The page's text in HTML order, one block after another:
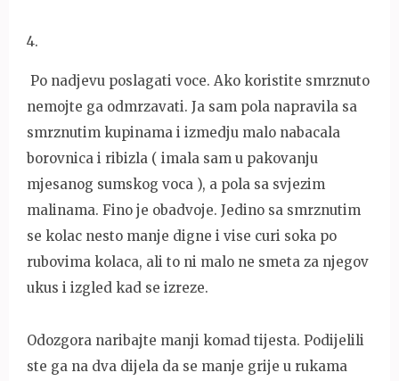
4.
Po nadjevu poslagati voce. Ako koristite smrznuto
nemojte ga odmrzavati. Ja sam pola napravila sa
smrznutim kupinama i izmedju malo nabacala
borovnica i ribizla ( imala sam u pakovanju
mjesanog sumskog voca ), a pola sa svjezim
malinama. Fino je obadvoje. Jedino sa smrznutim
se kolac nesto manje digne i vise curi soka po
rubovima kolaca, ali to ni malo ne smeta za njegov
ukus i izgled kad se izreze.
Odozgora naribajte manji komad tijesta. Podijelili
ste ga na dva dijela da se manje grije u rukama